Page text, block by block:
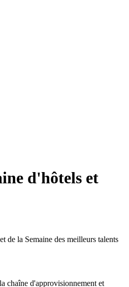
d'hôtels et
de la Semaine des meilleurs talents
chaîne d'approvisionnement et